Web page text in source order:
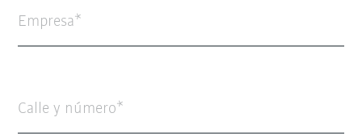
Empresa
Calle y número